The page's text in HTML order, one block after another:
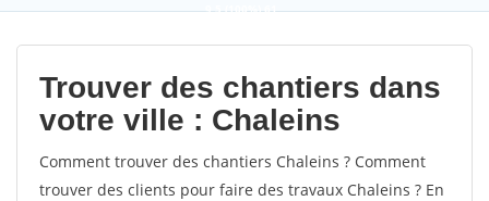
9,5(100%)61
votes
Trouver des chantiers dans
votre ville : Chaleins
Comment trouver des chantiers Chaleins ? Comment
trouver des clients pour faire des travaux Chaleins ? En